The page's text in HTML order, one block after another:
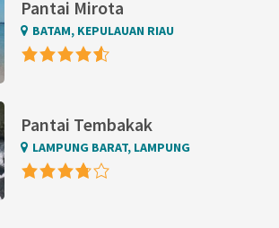
Pantai Mirota
BATAM, KEPULAUAN RIAU
Pantai Tembakak
LAMPUNG BARAT, LAMPUNG